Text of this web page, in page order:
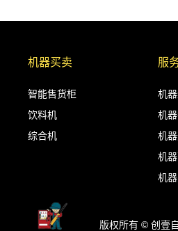
机器买卖
智能售货柜
饮料机
综合机
服
机
机
机
机
机
版权所有 © 创壹